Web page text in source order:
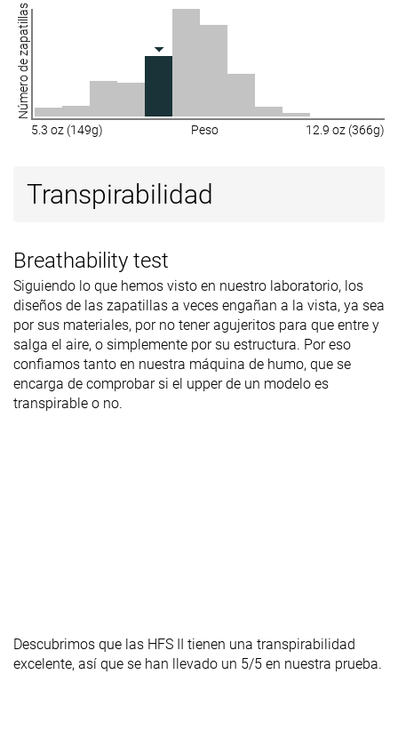
Número de zapatillas
5.3 oz (149g) Peso 12.9 oz (366g)
Transpirabilidad
Breathability test
Siguiendo lo que hemos visto en nuestro laboratorio, los
diseños de las zapatillas a veces engañan a la vista, ya sea
por sus materiales, por no tener agujeritos para que entre y
salga el aire, o simplemente por su estructura. Por eso
confiamos tanto en nuestra máquina de humo, que se
encarga de comprobar si el upper de un modelo es
transpirable o no.
Descubrimos que las HFS II tienen una transpirabilidad
excelente, así que se han llevado un 5/5 en nuestra prueba.